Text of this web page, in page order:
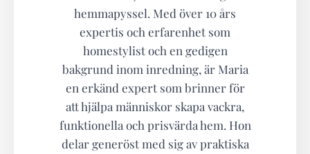
hemmapyssel. Med över 10 års
expertis och erfarenhet som
homestylist och en gedigen
bakgrund inom inredning, är Maria
en erkänd expert som brinner för
att hjälpa människor skapa vackra,
funktionella och prisvärda hem. Hon
delar generöst med sig av praktiska